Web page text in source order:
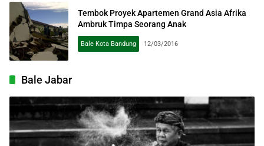
Tembok Proyek Apartemen Grand Asia Afrika
Ambruk Timpa Seorang Anak
Bale Kota Bandung 12/03/2016
Bale Jabar